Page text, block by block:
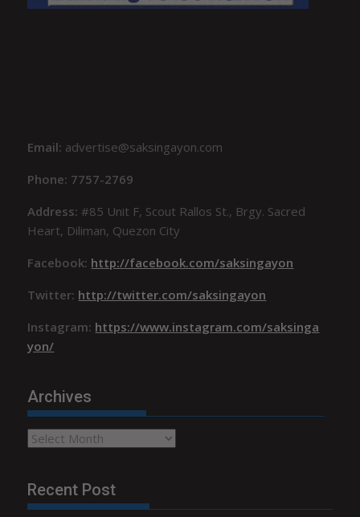
Email: advertise@saksingayon.com
Phone: 7757-2769
Address:#85 Unit F, Scout Rallos St., Brgy. Sacred
Heart, Diliman, Quezon City
Facebook: http://facebook.com/saksingayon
Twitter: http://twitter.com/saksingayon
Instagram: https://www.instagram.com/saksinga
yon/
Archives
Archives
Recent Post